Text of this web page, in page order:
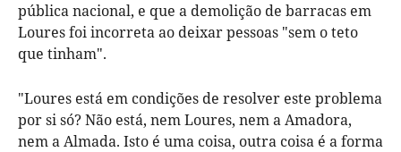
pública nacional, e que a demolição de barracas em
Loures foi incorreta ao deixar pessoas "sem o teto
que tinham".
"Loures está em condições de resolver este problema
por si só? Não está, nem Loures, nem a Amadora,
nem a Almada. Isto é uma coisa, outra coisa é a forma